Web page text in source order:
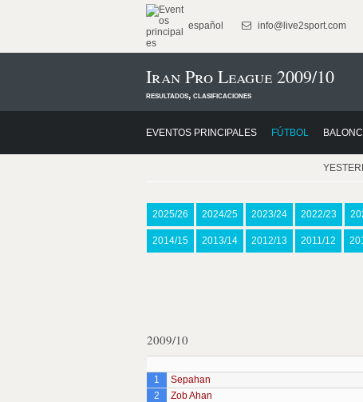
español info@live2sport.com
Iran Pro League 2009/10
resultados, clasificaciones
EVENTOS PRINCIPALES FÚTBOL
2025/26 2024/25 2023/24 2022/23
2014/15 2013/14 2012/13 2011/12
2009/10
1
Sepahan
2
Zob Ahan